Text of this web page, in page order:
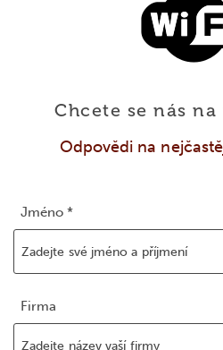
Chcete se nás
Odpovědi na
Jméno *
Firma